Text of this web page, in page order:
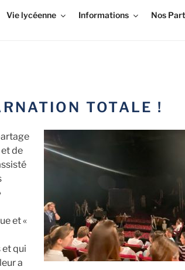
Vie lycéenne Informations Nos
TOTALE !
de
et «
et qui
a